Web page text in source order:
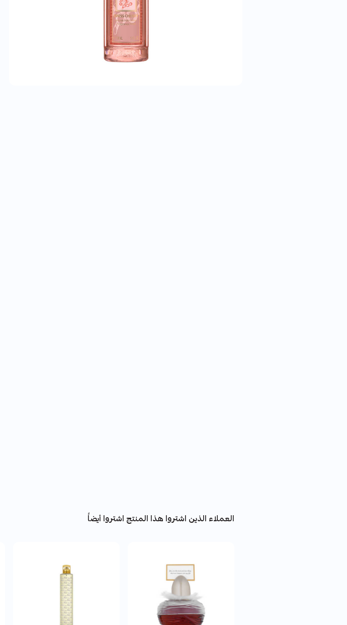
العملاء الذين اشتروا هذا المنتج اشتروا أيضاً